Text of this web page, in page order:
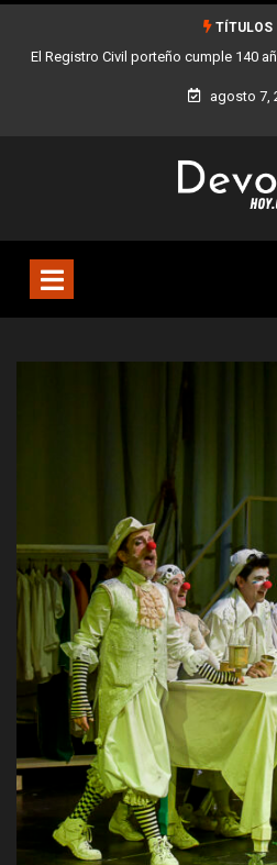
TÍTULOS
sus servicios Buenos Aires sumó 12
agosto 7,